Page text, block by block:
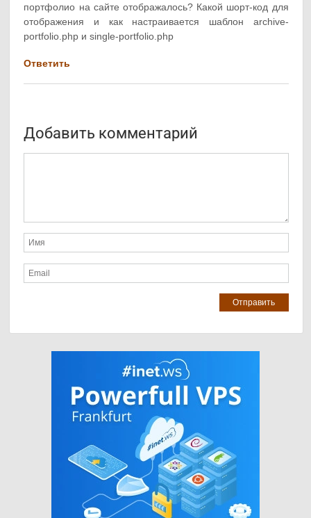
портфолио на сайте отображалось? Какой шорт-код для
отображения и как настраивается шаблон archive-
portfolio.php и single-portfolio.php
Ответить
Добавить комментарий